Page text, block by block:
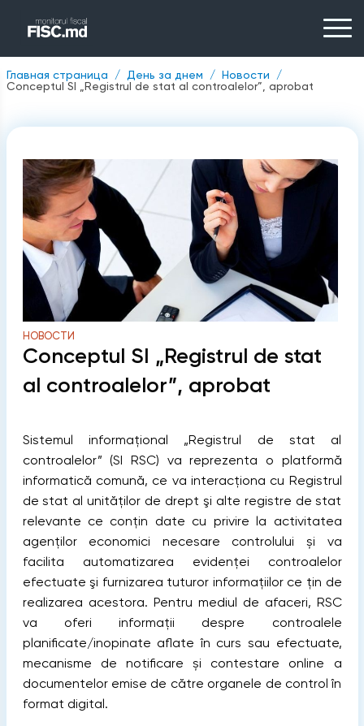
Главная страница День за днем
Новости
Conceptul SI „Registrul de stat al controalelor”, aprobat
НОВОСТИ
Conceptul SI „Registrul de stat
al controalelor”, aprobat
Sistemul informațional „Registrul de stat al
controalelor” (SI RSC) va reprezenta o platformă
informatică comună, ce va interacționa cu Registrul
de stat al unităților de drept şi alte registre de stat
relevante ce conțin date cu privire la activitatea
agenților economici necesare controlului și va
facilita automatizarea evidenței controalelor
efectuate şi furnizarea tuturor informațiilor ce țin de
realizarea acestora. Pentru mediul de afaceri, RSC
va oferi informații despre controalele
planificate/inopinate aflate în curs sau efectuate,
mecanisme de notificare și contestare online a
documentelor emise de către organele de control în
format digital.